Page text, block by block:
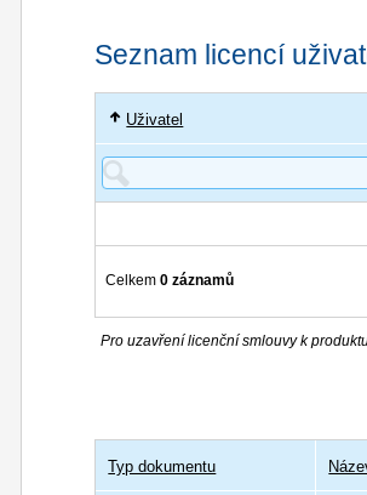
Seznam licencí
Uživatel
Celkem 0 záznamů
Pro uzavření licenční smlouvy k
Typ dokumentu